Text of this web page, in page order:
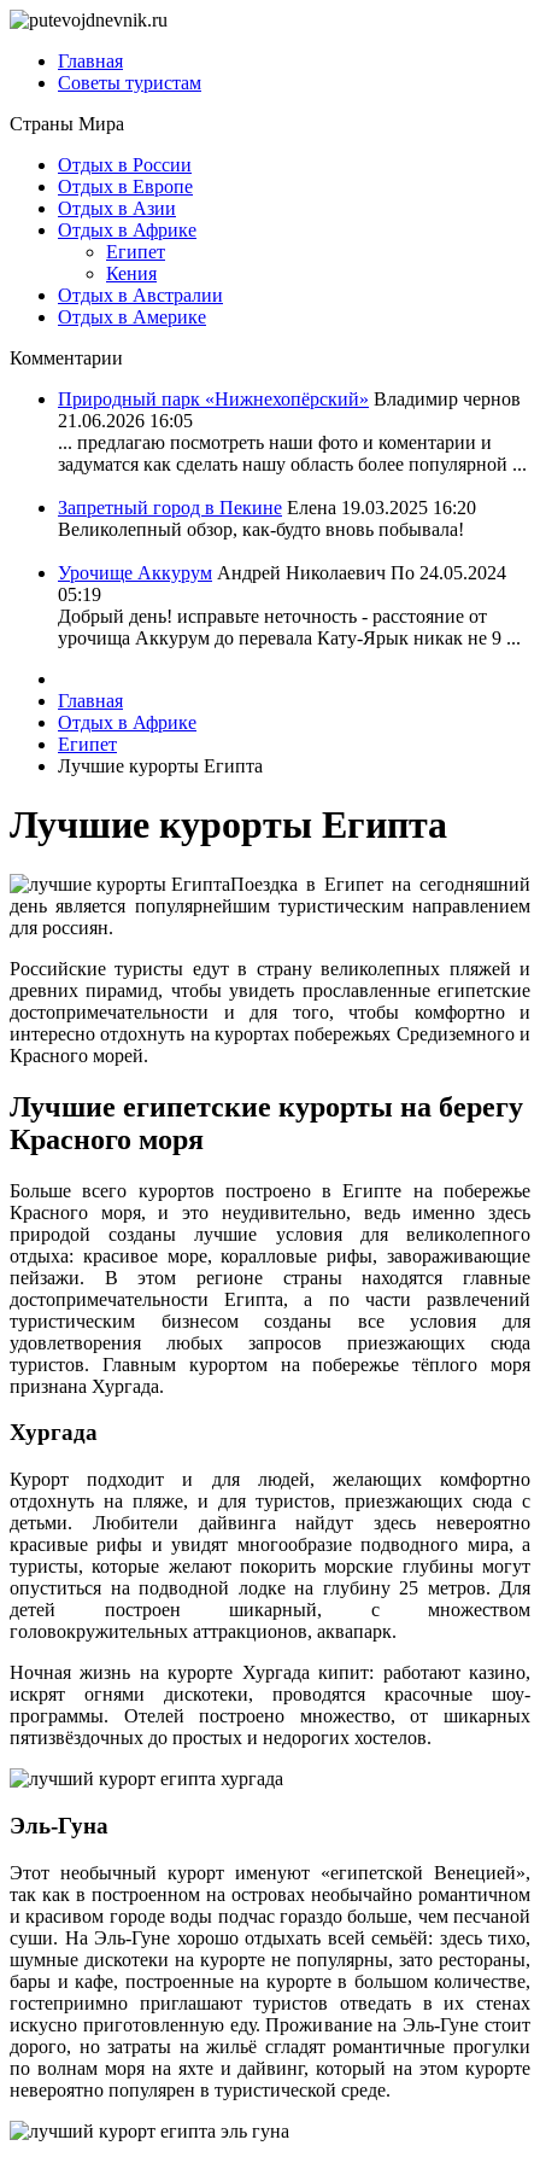
Главная
Советы туристам
Страны Мира
Отдых в России
Отдых в Европе
Отдых в Азии
Отдых в Африке
Египет
Кения
Отдых в Австралии
Отдых в Америке
Комментарии
Природный парк «Нижнехопёрский» Владимир чернов
21.06.2026 16:05
... предлагаю посмотреть наши фото и коментарии и
задуматся как сделать нашу область более популярной ...
Запретный город в Пекине Елена 19.03.2025 16:20
Великолепный обзор, как-будто вновь побывала!
Урочище Аккурум Андрей Николаевич По 24.05.2024
05:19
Добрый день! исправьте неточность - расстояние от
урочища Аккурум до перевала Кату-Ярык никак не 9 ...
Главная
Отдых в Африке
Египет
Лучшие курорты Египта
Лучшие курорты Египта
Поездка в Египет на сегодняшний
день является популярнейшим туристическим направлением
для россиян.
Российские туристы едут в страну великолепных пляжей и
древних пирамид, чтобы увидеть прославленные египетские
достопримечательности и для того, чтобы комфортно и
интересно отдохнуть на курортах побережьях Средиземного и
Красного морей.
Лучшие египетские курорты на берегу
Красного моря
Больше всего курортов построено в Египте на побережье
Красного моря, и это неудивительно, ведь именно здесь
природой созданы лучшие условия для великолепного
отдыха: красивое море, коралловые рифы, завораживающие
пейзажи. В этом регионе страны находятся главные
достопримечательности Египта, а по части развлечений
туристическим бизнесом созданы все условия для
удовлетворения любых запросов приезжающих сюда
туристов. Главным курортом на побережье тёплого моря
признана Хургада.
Хургада
Курорт подходит и для людей, желающих комфортно
отдохнуть на пляже, и для туристов, приезжающих сюда с
детьми. Любители дайвинга найдут здесь невероятно
красивые рифы и увидят многообразие подводного мира, а
туристы, которые желают покорить морские глубины могут
опуститься на подводной лодке на глубину 25 метров. Для
детей построен шикарный, с множеством
головокружительных аттракционов, аквапарк.
Ночная жизнь на курорте Хургада кипит: работают казино,
искрят огнями дискотеки, проводятся красочные шоу-
программы. Отелей построено множество, от шикарных
пятизвёздочных до простых и недорогих хостелов.
Эль-Гуна
Этот необычный курорт именуют «египетской Венецией»,
так как в построенном на островах необычайно романтичном
и красивом городе воды подчас гораздо больше, чем песчаной
суши. На Эль-Гуне хорошо отдыхать всей семьёй: здесь тихо,
шумные дискотеки на курорте не популярны, зато рестораны,
бары и кафе, построенные на курорте в большом количестве,
гостеприимно приглашают туристов отведать в их стенах
искусно приготовленную еду. Проживание на Эль-Гуне стоит
дорого, но затраты на жильё сгладят романтичные прогулки
по волнам моря на яхте и дайвинг, который на этом курорте
невероятно популярен в туристической среде.